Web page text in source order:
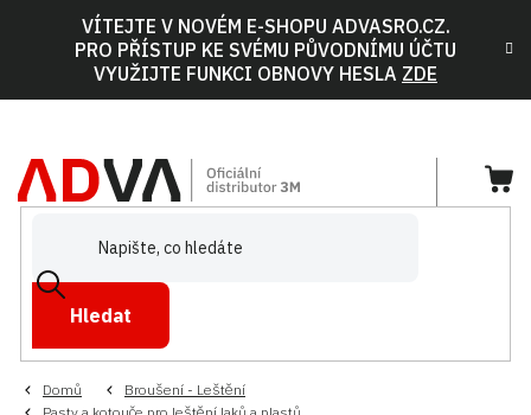
VÍTEJTE V NOVÉM E-SHOPU ADVASRO.CZ.
PRO PŘÍSTUP KE SVÉMU PŮVODNÍMU ÚČTU
VYUŽIJTE FUNKCI OBNOVY HESLA ZDE
Hledat
Domů
Broušení - Leštění